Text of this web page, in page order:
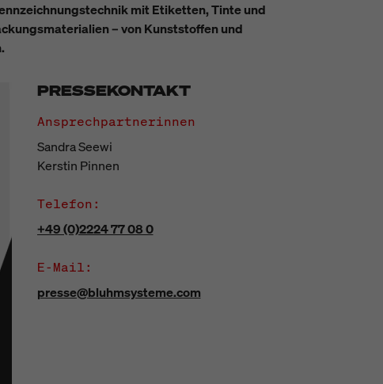
mit Etiketten, Tinte und
– von Kunststoffen und
PRESSEKONTAKT
Ansprechpartnerinnen
Sandra Seewi
Kerstin Pinnen
Telefon:
+49 (0)2224 77 08 0
E-Mail:
presse@bluhmsysteme.com